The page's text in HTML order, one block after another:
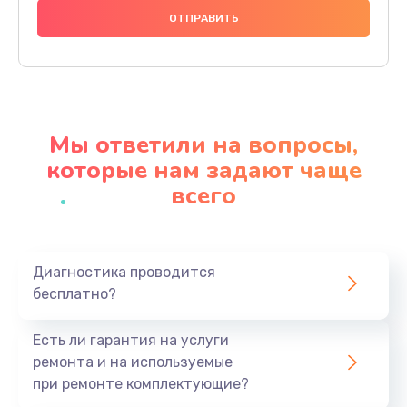
Замена камеры позиционирования
500 руб.
Заказать
500 руб.
Заказать
Заказать
500 руб.
Заказать
Мы ответили на вопросы,
которые нам задают чаще
всего
Диагностика проводится
бесплатно?
Есть ли гарантия на услуги
ремонта и на используемые
при ремонте комплектующие?